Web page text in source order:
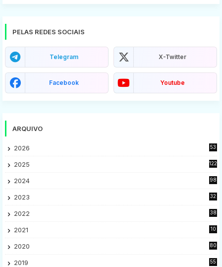
PELAS REDES SOCIAIS
Telegram X-Twitter
Facebook Youtube
ARQUIVO
2026 53
2025 122
2024 98
2023
32
2022
38
2021
10
2020
80
2019
55